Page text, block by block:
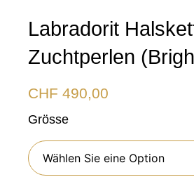
Labradorit
Zuchtperlen
CHF 490,00
Grösse
Labradorit
mit
Zuchtperlen
(Bright)